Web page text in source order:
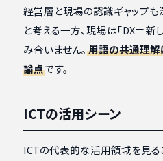
経営層と現場の認識ギャップも
と考える一方、現場は「DX＝
み合いません。 用語の共通理解
論点です。
ICTの活用シーン
ICTの代表的な活用領域を見る